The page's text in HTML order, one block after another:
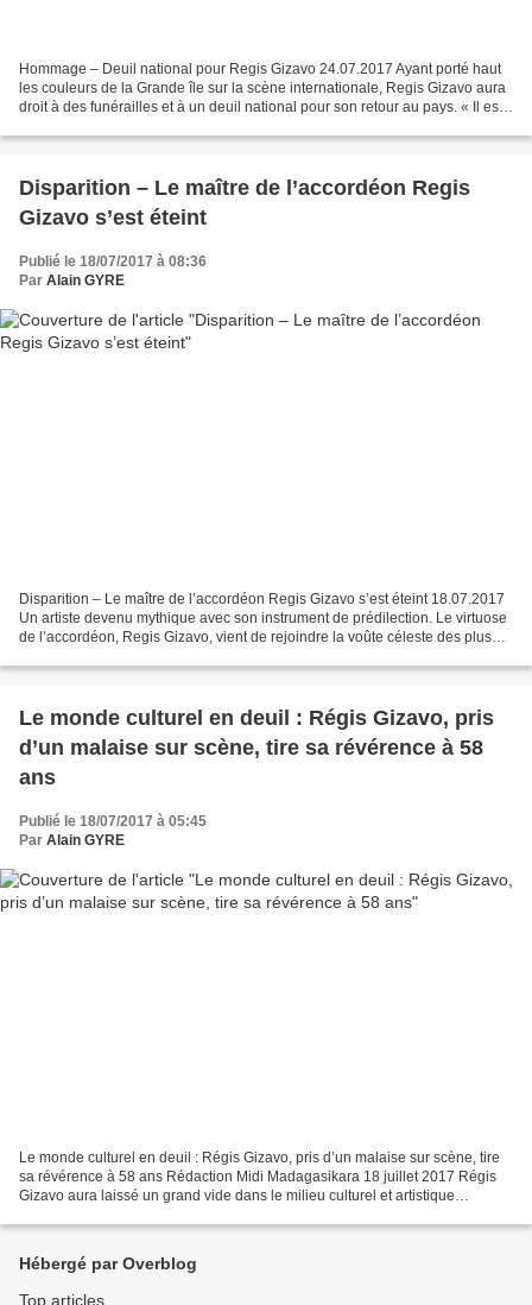
Hommage – Deuil national pour Regis Gizavo 24.07.2017 Ayant porté haut
les couleurs de la Grande île sur la scène internationale, Regis Gizavo aura
droit à des funérailles et à un deuil national pour son retour au pays. « Il est
Disparition – Le maître de l’accordéon Regis
Gizavo s’est éteint
Publié le 18/07/2017 à 08:36
Par Alain GYRE
Disparition – Le maître de l’accordéon Regis Gizavo s’est éteint 18.07.2017
Un artiste devenu mythique avec son instrument de prédilection. Le virtuose
de l’accordéon, Regis Gizavo, vient de rejoindre la voûte céleste des plus
Le monde culturel en deuil : Régis Gizavo, pris
d’un malaise sur scène, tire sa révérence à 58
ans
Publié le 18/07/2017 à 05:45
Par Alain GYRE
Le monde culturel en deuil : Régis Gizavo, pris d’un malaise sur scène, tire
sa révérence à 58 ans Rédaction Midi Madagasikara 18 juillet 2017 Régis
Gizavo aura laissé un grand vide dans le milieu culturel et artistique
Hébergé par Overblog
Top articles